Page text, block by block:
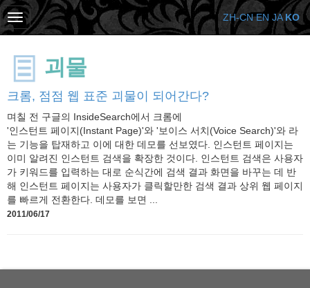
괴물
크롬, 점점 웹 표준 괴물이 되어간다?
며칠 전 구글의 InsideSearch에서 크롬에
'인스턴트 페이지(Instant Page)'와 '보이스 서치(Voice Search)'와 라
는 기능을 탑재하고 이에 대한 데모를 선보였다. 인스턴트 페이지는
이미 알려진 인스턴트 검색을 확장한 것이다. 인스턴트 검색은 사용자
가 키워드를 입력하는 대로 순식간에 검색 결과 화면을 바꾸는 데 반
해 인스턴트 페이지는 사용자가 클릭할만한 검색 결과 상위 웹 페이지
를 빠르게 전환한다. 데모를 보면 ...
2011/06/17
ZH-CN EN JA KO